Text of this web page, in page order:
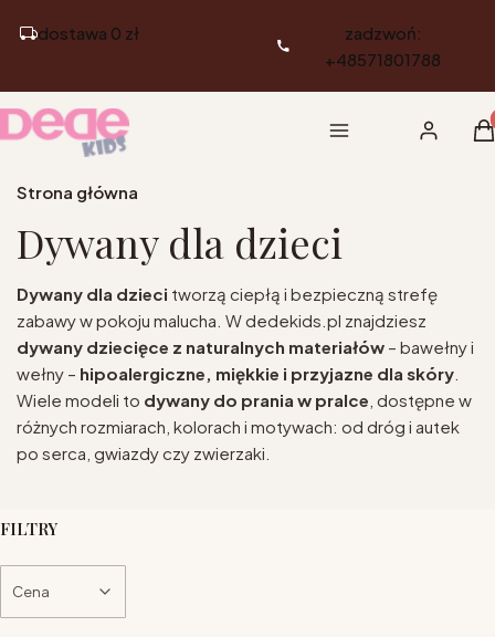
dostawa 0 zł
zadzwoń:
+48571801788
Menu Zaloguj się
Strona główna
Dywany dla dzieci
Dywany dla dzieci tworzą ciepłą i bezpieczną strefę
zabawy w pokoju malucha. W dedekids.pl znajdziesz
dywany dziecięce z naturalnych materiałów – bawełny i
wełny – hipoalergiczne, miękkie i przyjazne dla skóry
Wiele modeli to dywany do prania w pralce , dostępne w
różnych rozmiarach, kolorach i motywach: od dróg i autek
po serca, gwiazdy czy zwierzaki.
FILTRY
Cena